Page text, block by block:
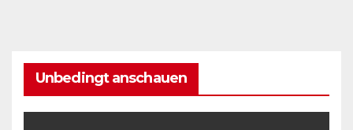
Unbedingt anschauen